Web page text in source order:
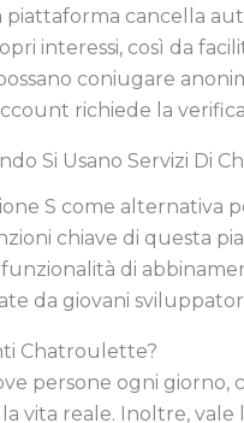
piattaforma cancella
interessi, così da
coniugare
richiede la
Si Usano Servizi Di
S come alternativa
chiave di questa
di
da giovani
Chatroulette?
persone ogni
vita reale. Inoltre,